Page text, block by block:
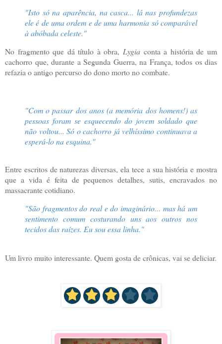
"Isto só na aparência, na casca... lá nas profundezas
ele é de uma ordem e de uma harmonia só comparável
à abóbada celeste."
No fragmento que dá título à obra, Lygia conta a história de um
cachorro que, durante a Segunda Guerra, na França, todos os dias
refazia o antigo percurso do dono morto no combate.
"Com o passar dos anos (a memória dos homens!) as
pessoas foram se esquecendo do jovem soldado que
não voltou... Só o cachorro já velhíssimo continuava a
esperá-lo na esquina."
Entre escritos de naturezas diversas, ela tece a sua história e mostra
que a vida é feita de pequenos detalhes, sutis, encravados no
massacrante cotidiano.
"São fragmentos do real e do imaginário... mas há um
sentimento comum costurando uns aos outros nos
tecidos das raízes. Eu sou essa linha."
Um livro muito interessante. Quem gosta de crônicas, vai se deliciar.